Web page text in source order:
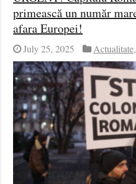
primească un număr
afara Europei!
July 25, 2025 Actualitate